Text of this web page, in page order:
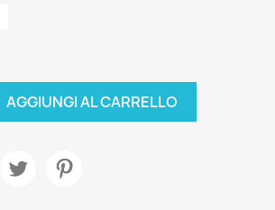
AGGIUNGI AL CARRELLO